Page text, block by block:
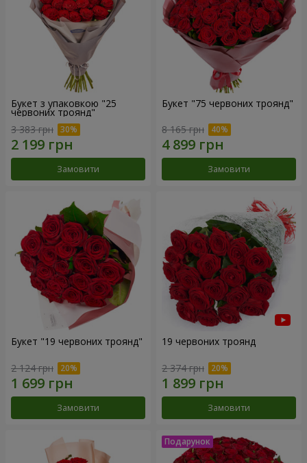
Букет з упаковкою "25
червоних троянд"
3 383 грн
Замовити
Букет "75 червоних троянд"
8 165 грн
Замовити
Букет "19 червоних троянд"
2 124 грн
Замовити
19 червоних троянд
2 374 грн
Замовити